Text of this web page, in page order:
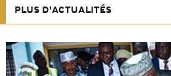
PLUS D'ACTUALITÉS